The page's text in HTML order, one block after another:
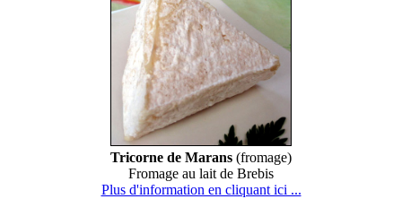
Tricorne de Marans (fromage)
Fromage au lait de Brebis
Plus d'information en cliquant ici ...